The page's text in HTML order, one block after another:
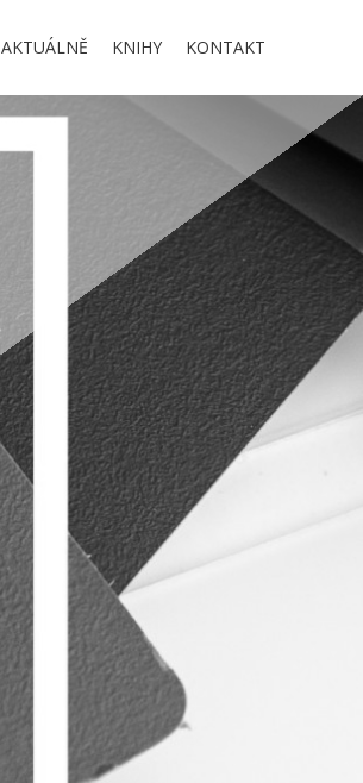
AKTUÁLNĚ KNIHY KONTAKT